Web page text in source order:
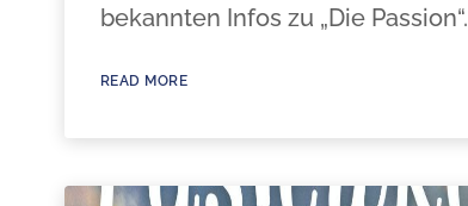
bekannten Infos zu „Die Passion“.
READ MORE